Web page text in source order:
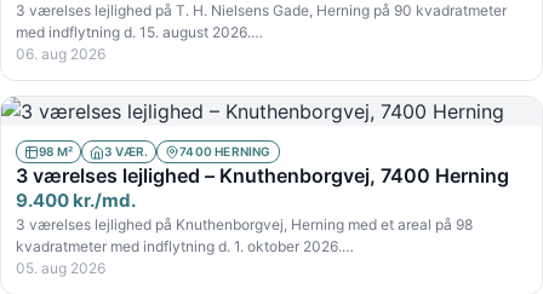
3 værelses lejlighed på T. H. Nielsens Gade, Herning på 90 kvadratmeter
med indflytning d. 15. august 2026.…
06. aug 2026
98 M² 3 VÆR. 7400 HERNING
3 værelses lejlighed – Knuthenborgvej, 7400 Herning
9.400 kr./md.
3 værelses lejlighed på Knuthenborgvej, Herning med et areal på 98
kvadratmeter med indflytning d. 1. oktober 2026.…
05. aug 2026